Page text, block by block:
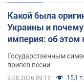
Какой была
Украины и почему
империя: об этом
Государственным
припев песни
9.08.2026 09:15 15,1 т.